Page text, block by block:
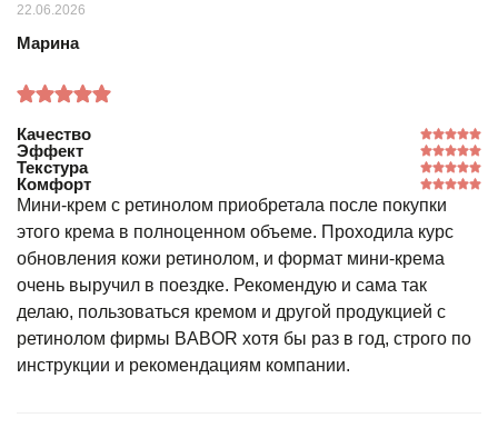
22.06.2026
Марина
Качество
Эффект
Текстура
Комфорт
Мини-крем с ретинолом приобретала после покупки
этого крема в полноценном объеме. Проходила курс
обновления кожи ретинолом, и формат мини-крема
очень выручил в поездке. Рекомендую и сама так
делаю, пользоваться кремом и другой продукцией с
ретинолом фирмы BABOR хотя бы раз в год, строго по
инструкции и рекомендациям компании.